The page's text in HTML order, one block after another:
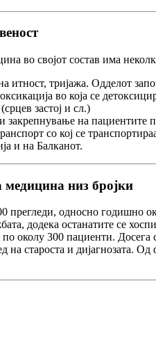
во својот состав има
итност, тријажа. Одделот
во која се
застој и сл.)
закрепнување на
со кој се
и на Балканот.
медицина низ бројки
прегледи, односно годишно
додека останатите се
околу 300 пациенти.
на староста и дијагнозата.